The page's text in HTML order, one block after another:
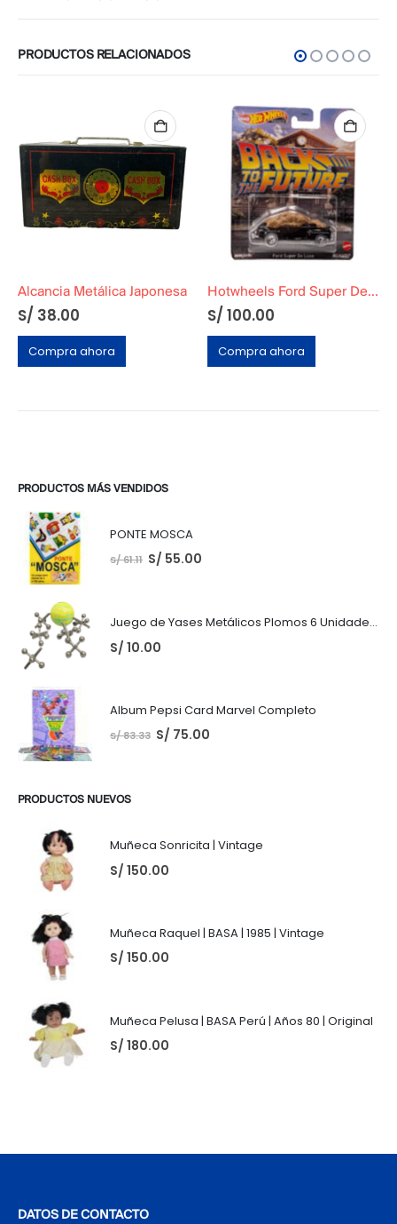
PRODUCTOS RELACIONADOS
Alcancia Metálica Japonesa
S/ 38.00
Compra ahora
Hotwheels Ford Super Deluxe Cubierto de C4C4 Volver al Futuro 2
S/ 100.00
Compra ahora
PRODUCTOS MÁS VENDIDOS
PONTE MOSCA
S/61.11 S/ 55.00
Juego de Yases Metálicos Plomos 6 Unidades + Pelota de Goma (En Bolsita Lista para Regalar)
S/ 10.00
Album Pepsi Card Marvel Completo
S/83.33 S/ 75.00
PRODUCTOS NUEVOS
Muñeca Sonricita | Vintage
S/ 150.00
Muñeca Raquel | BASA | 1985 | Vintage
S/ 150.00
Muñeca Pelusa | BASA Perú | Años 80 | Original
S/ 180.00
DATOS DE CONTACTO